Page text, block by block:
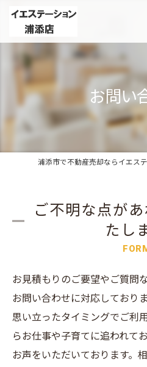
お問い
浦添市で不動産売却ならイエス
ご不明な点が
たし
お見積もりのご要望やご質問
お問い合わせに対応しており
思い立ったタイミングでご利
らお仕事や子育てに追われて
お声をいただいております。